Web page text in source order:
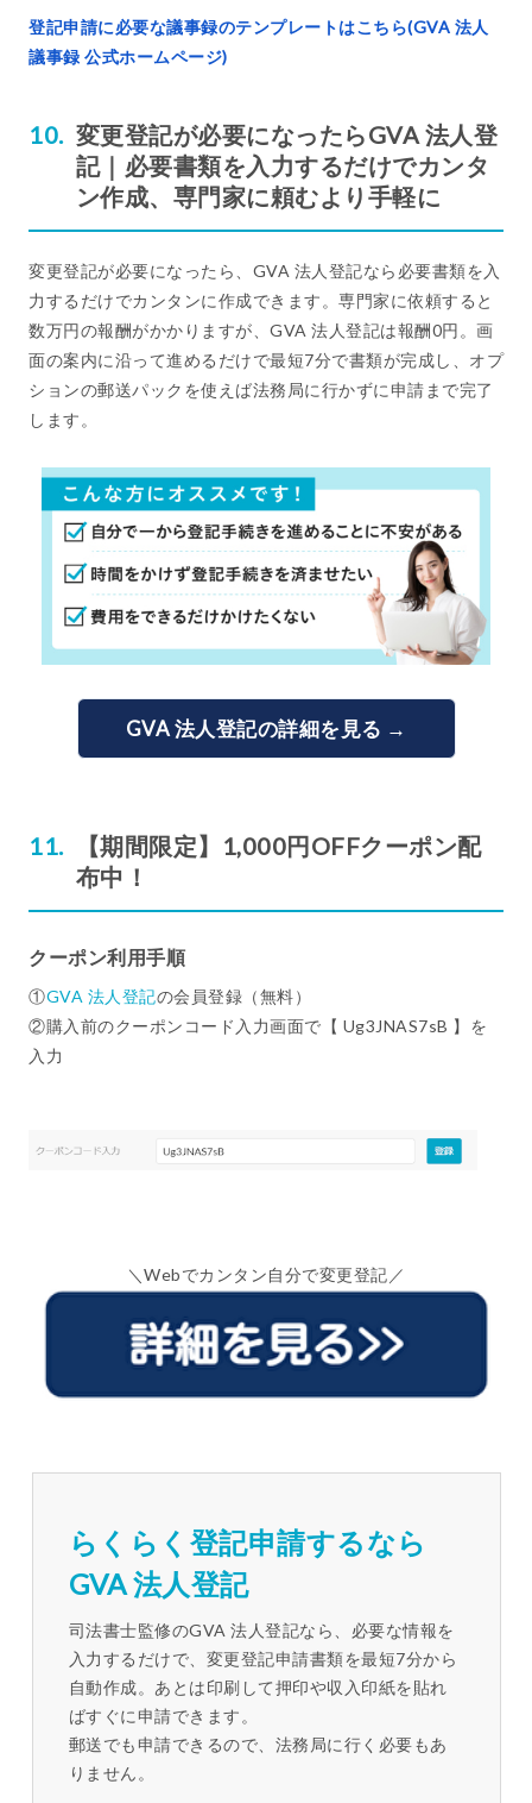
登記申請に必要な議事録のテンプレートはこちら(GVA 法人
議事録 公式ホームページ)
変更登記が必要になったらGVA 法人登
記｜必要書類を入力するだけでカンタ
ン作成、専門家に頼むより手軽に
変更登記が必要になったら、GVA 法人登記なら必要書類を入
力するだけでカンタンに作成できます。専門家に依頼すると
数万円の報酬がかかりますが、GVA 法人登記は報酬0円。画
面の案内に沿って進めるだけで最短7分で書類が完成し、オプ
ションの郵送パックを使えば法務局に行かずに申請まで完了
します。
GVA 法人登記の詳細を見る →
【期間限定】1,000円OFFクーポン配
布中！
クーポン利用手順
①GVA 法人登記の会員登録（無料）
②購入前のクーポンコード入力画面で【 Ug3JNAS7sB 】を
入力
＼Webでカンタン自分で変更登記／
らくらく登記申請するなら
GVA 法人登記
司法書士監修のGVA 法人登記なら、必要な情報を
入力するだけで、変更登記申請書類を最短7分から
自動作成。あとは印刷して押印や収入印紙を貼れ
ばすぐに申請できます。
郵送でも申請できるので、法務局に行く必要もあ
りません。